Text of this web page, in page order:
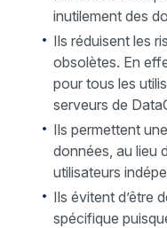
inutilement des
Ils réduisent les
obsolètes. En
pour tous les
serveurs de
Ils permettent
données, au lieu
utilisateurs
Ils évitent d’être
spécifique